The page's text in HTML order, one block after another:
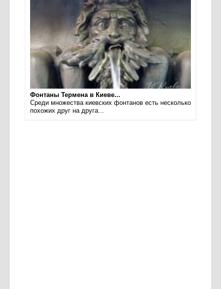
Фонтаны Термена в Киеве...
Среди множества киевских фонтанов есть несколько
похожих друг на друга...